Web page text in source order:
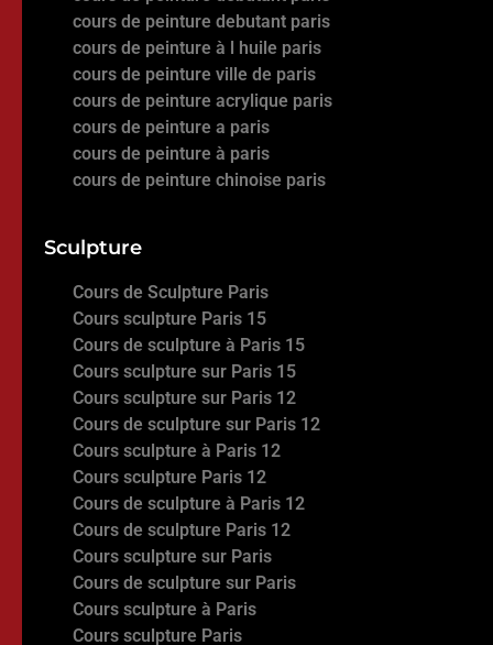
cours de peinture debutant paris
cours de peinture à l huile paris
cours de peinture ville de paris
cours de peinture acrylique paris
cours de peinture a paris
cours de peinture à paris
cours de peinture chinoise paris
Sculpture
Cours de Sculpture Paris
Cours sculpture Paris 15
Cours de sculpture à Paris 15
Cours sculpture sur Paris 15
Cours sculpture sur Paris 12
Cours de sculpture sur Paris 12
Cours sculpture à Paris 12
Cours sculpture Paris 12
Cours de sculpture à Paris 12
Cours de sculpture Paris 12
Cours sculpture sur Paris
Cours de sculpture sur Paris
Cours sculpture à Paris
Cours sculpture Paris